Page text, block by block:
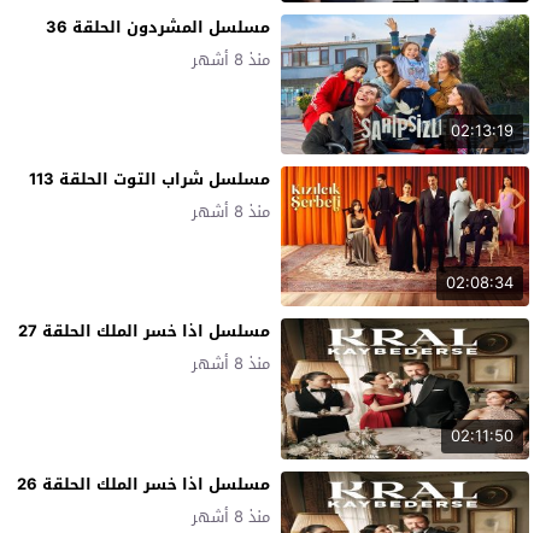
02:13:19
مسلسل المشردون الحلقة 36
منذ 8 أشهر
02:08:34
مسلسل شراب التوت الحلقة 113
منذ 8 أشهر
02:11:50
مسلسل اذا خسر الملك الحلقة 27
منذ 8 أشهر
مسلسل اذا خسر الملك الحلقة 26
منذ 8 أشهر